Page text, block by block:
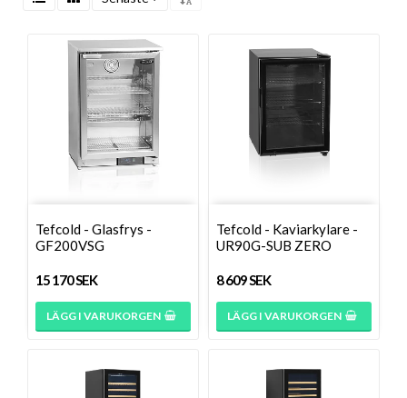
Tefcold - Glasfrys -
GF200VSG
15 170 SEK
LÄGG I VARUKORGEN
Tefcold - Kaviarkylare -
UR90G-SUB ZERO
8 609 SEK
LÄGG I VARUKORGEN